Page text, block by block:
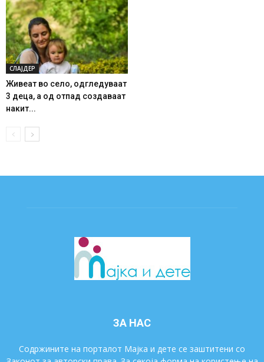
СЛАЈДЕР
Живеат во село, одгледуваат
3 деца, а од отпад создаваат
накит...
ЗА НАС
Содржините на порталот Мајка и дете се заштитени со